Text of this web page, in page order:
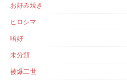
お好み焼き
ヒロシマ
嗜好
未分類
被爆二世